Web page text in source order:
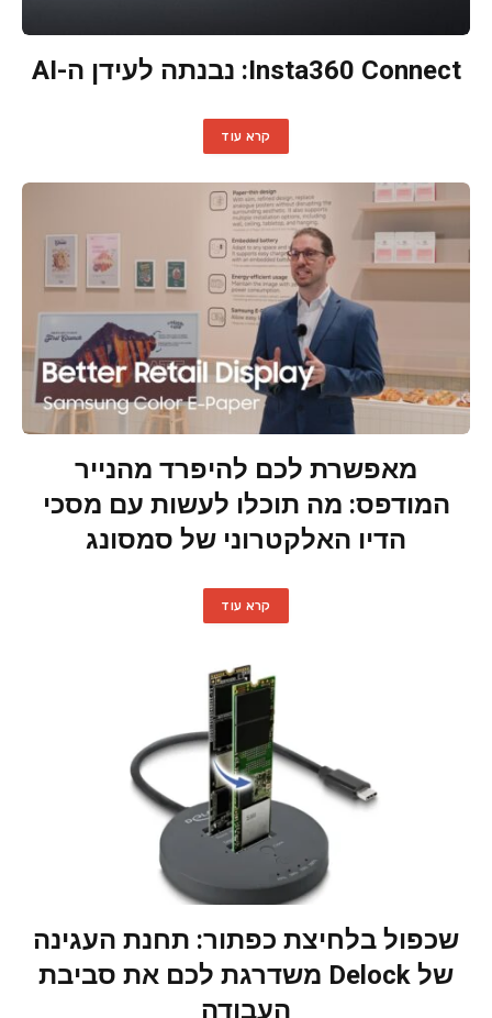
Insta360 Connect: נבנתה לעידן ה-AI
קרא עוד
מאפשרת לכם להיפרד מהנייר
המודפס: מה תוכלו לעשות עם מסכי
הדיו האלקטרוני של סמסונג
קרא עוד
שכפול בלחיצת כפתור: תחנת העגינה
של Delock משדרגת לכם את סביבת
העבודה